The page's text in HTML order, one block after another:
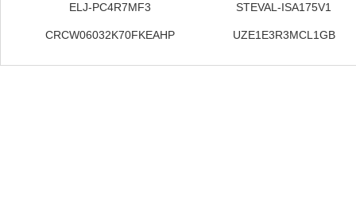
ELJ-PC4R7MF3 STEVAL-ISA175V1
CRCW06032K70FKEAHP UZE1E3R3MCL1GB